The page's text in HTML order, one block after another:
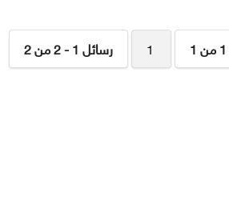
رسائل 1 - 2 من 2 1